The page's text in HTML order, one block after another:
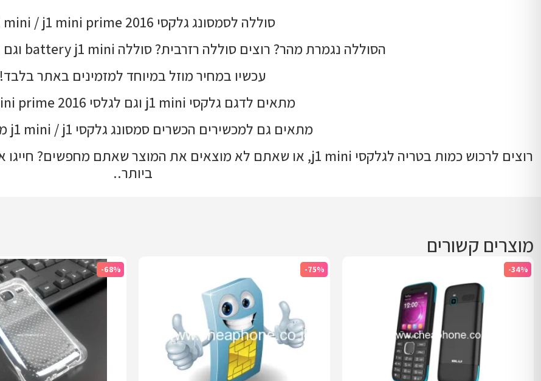
סוללה לסמסונג גלקסי j1 mini / j1 mini prime 2016
הסוללה נגמרת מהר? רוצים סוללה רזרבית? סוללה battery j1 mini וגם לגלקסי j1 mini פריים.
עכשיו במחיר מוזל במיוחד למזמינים באתר בלבד!
מתאים לדגם גלקסי j1 mini וגם לגלסי j1 mini prime 2016.
מתאים גם למכשירים הכשרים סמסונג גלקסי j1 mini / j1 מיני פריים
ביותר..
מוצרים קשורים
-34%
-75%
-68%